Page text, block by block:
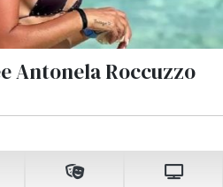
Antonela Roccuzzo